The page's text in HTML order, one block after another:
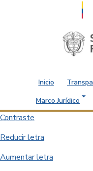
Saltar al contenido
Inicio
Marco Jurídico
Contraste
Reducir letra
Aumentar letra